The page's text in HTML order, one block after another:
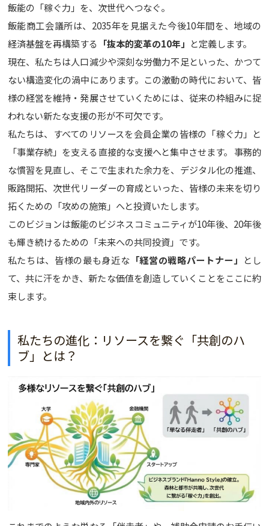
飯能の「稼ぐ力」を、次世代へつなぐ。
飯能商工会議所は、2035年を見据えた今後10年間を、地域の
経済基盤を再構築する 「抜本的変革の10年」 と定義します。
現在、私たちは人口減少や深刻な労働力不足といった、かつて
ない構造変化の渦中にあります。この激動の時代において、皆
様の経営を維持・発展させていくためには、従来の枠組みに捉
われない新たな支援の形が不可欠です。
私たちは、すべてのリソースを会員企業の皆様の「稼ぐ力」と
「事業存続」を支える直接的な支援へと集中させます。 事務的
な慣習を見直し、そこで生まれた余力を、デジタル化の推進、
販路開拓、次世代リーダーの育成といった、皆様の未来を切り
拓くための「攻めの施策」へと投資いたします。
このビジョンは飯能のビジネスコミュニティが10年後、20年後
も輝き続けるための「未来への共同投資」です。
私たちは、皆様の最も身近な 「経営の戦略パートナー」 とし
て、共に汗をかき、新たな価値を創造していくことをここに約
束します。
私たちの進化：リソースを繋ぐ「共創のハ
ブ」とは？